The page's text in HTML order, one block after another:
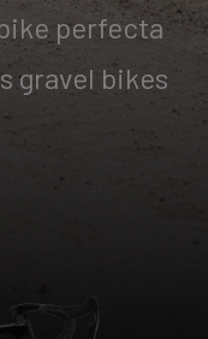
perfecta
gravel bikes